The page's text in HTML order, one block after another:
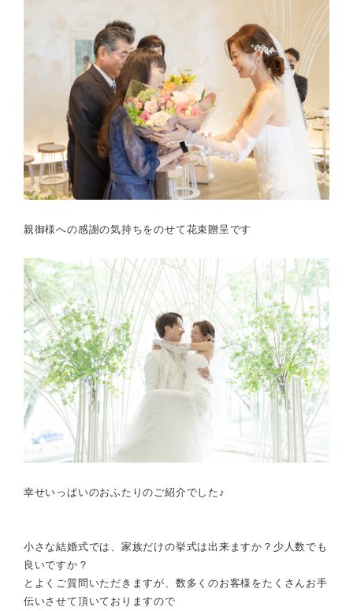
親御様への感謝の気持ちをのせて花束贈呈です
幸せいっぱいのおふたりのご紹介でした♪
小さな結婚式では、家族だけの挙式は出来ますか？少人数でも
良いですか？
とよくご質問いただきますが、数多くのお客様をたくさんお手
伝いさせて頂いておりますので